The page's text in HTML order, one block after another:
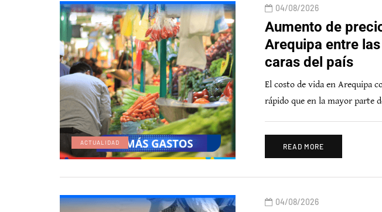
ACTUALIDAD
04/08/2026
Aumento de
Arequipa entre
caras del país
El costo de vida en Arequipa
rápido que en la mayor parte
READ MORE
04/08/2026